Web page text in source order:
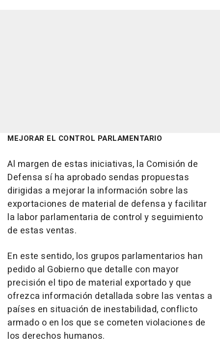
MEJORAR EL CONTROL PARLAMENTARIO
Al margen de estas iniciativas, la Comisión de
Defensa sí ha aprobado sendas propuestas
dirigidas a mejorar la información sobre las
exportaciones de material de defensa y facilitar
la labor parlamentaria de control y seguimiento
de estas ventas.
En este sentido, los grupos parlamentarios han
pedido al Gobierno que detalle con mayor
precisión el tipo de material exportado y que
ofrezca información detallada sobre las ventas a
países en situación de inestabilidad, conflicto
armado o en los que se cometen violaciones de
los derechos humanos.